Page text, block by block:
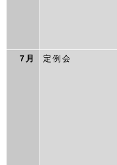
7月 定例会